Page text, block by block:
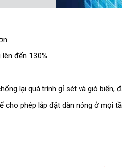
lên đến 130%
lại quá trình gỉ sét và gió biển,
cho phép lắp đặt dàn nóng ở mọi